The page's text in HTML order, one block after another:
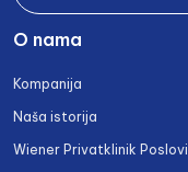
O nama
Kompanija
Naša istorija
Wiener Privatklinik Poslovi